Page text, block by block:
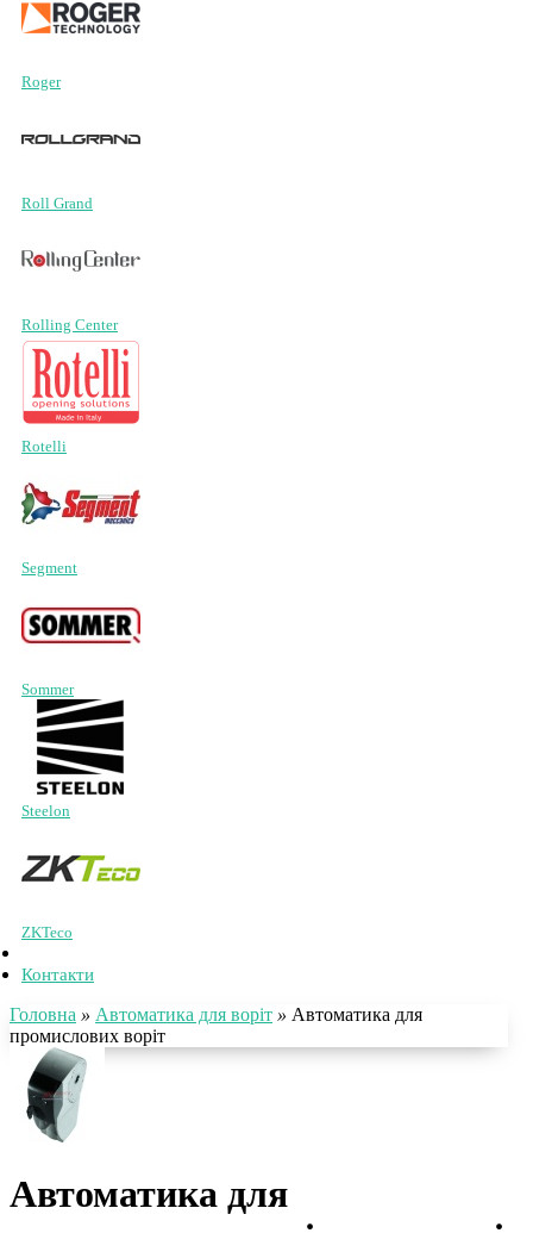
Roger
Roll Grand
Rolling Center
Rotelli
Segment
Sommer
Steelon
ZKTeco
Контакти
Головна » Автоматика для воріт » Автоматика для
промислових воріт
Автоматика для